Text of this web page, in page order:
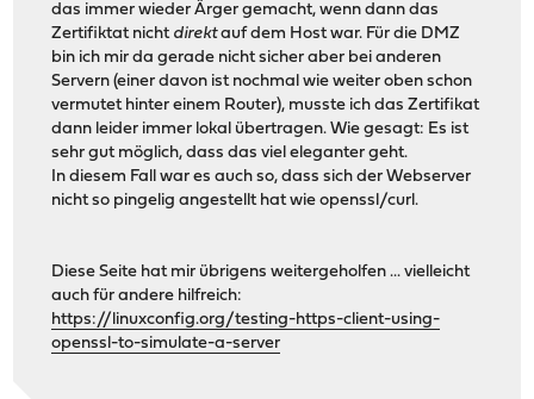
das immer wieder Ärger gemacht, wenn dann das
Zertifiktat nicht direktauf dem Host war. Für die DMZ
bin ich mir da gerade nicht sicher aber bei anderen
Servern (einer davon ist nochmal wie weiter oben schon
vermutet hinter einem Router), musste ich das Zertifikat
dann leider immer lokal übertragen. Wie gesagt: Es ist
sehr gut möglich, dass das viel eleganter geht.
In diesem Fall war es auch so, dass sich der Webserver
nicht so pingelig angestellt hat wie openssl/curl.
Diese Seite hat mir übrigens weitergeholfen ... vielleicht
auch für andere hilfreich:
https://linuxconfig.org/testing-https-client-using-
openssl-to-simulate-a-server